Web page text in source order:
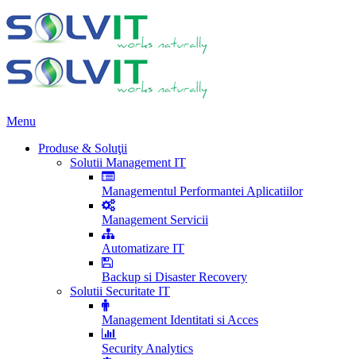
Menu
Produse & Soluţii
Solutii Management IT
Managementul Performantei Aplicatiilor
Management Servicii
Automatizare IT
Backup si Disaster Recovery
Solutii Securitate IT
Management Identitati si Acces
Security Analytics